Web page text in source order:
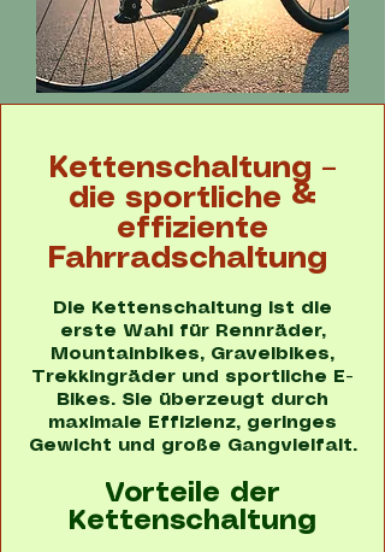
Kettenschaltung –
die sportliche &
effiziente
Fahrradschaltung
Die Kettenschaltung ist die
erste Wahl für Rennräder,
Mountainbikes, Gravelbikes,
Trekkingräder und sportliche E-
Bikes. Sie überzeugt durch
maximale Effizienz, geringes
Gewicht und große Gangvielfalt.
Vorteile der
Kettenschaltung